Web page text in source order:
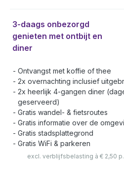
3-daags onbezorgd
genieten met ontbijt en
diner
Ontvangst met koffie of thee
2x overnachting inclusief
2x heerlijk 4-gangen diner
geserveerd)
Gratis wandel- & fietsroutes
Gratis informatie over de
Gratis stadsplattegrond
Gratis WiFi & parkeren
excl. verblijfsbelasting à € 2,50